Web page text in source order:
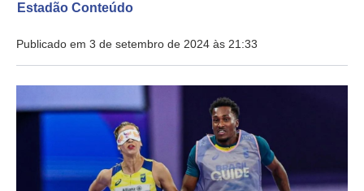
Estadão Conteúdo
Publicado em 3 de setembro de 2024 às 21:33